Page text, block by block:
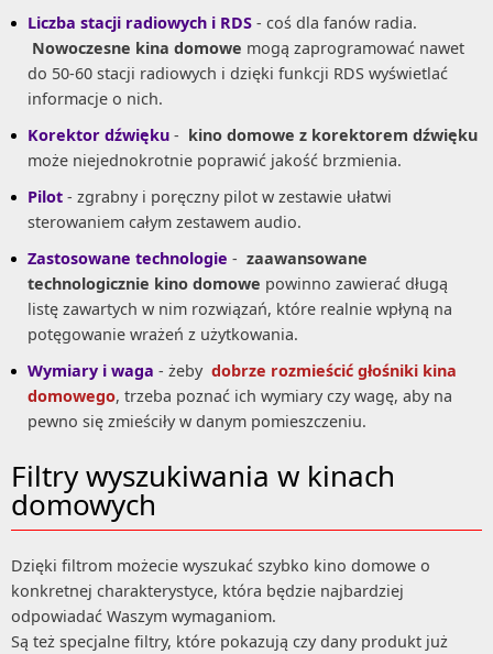
Liczba stacji radiowych i RDS - coś dla fanów radia.
Nowoczesne kina domowe mogą zaprogramować nawet
do 50-60 stacji radiowych i dzięki funkcji RDS wyświetlać
informacje o nich.
Korektor dźwięku - kino domowe z korektorem dźwięku
może niejednokrotnie poprawić jakość brzmienia.
Pilot - zgrabny i poręczny pilot w zestawie ułatwi
sterowaniem całym zestawem audio.
Zastosowane technologie - zaawansowane
technologicznie kino domowe powinno zawierać długą
listę zawartych w nim rozwiązań, które realnie wpłyną na
potęgowanie wrażeń z użytkowania.
Wymiary i waga - żeby dobrze rozmieścić głośniki kina
domowego, trzeba poznać ich wymiary czy wagę, aby na
pewno się zmieściły w danym pomieszczeniu.
Filtry wyszukiwania w kinach
domowych
Dzięki filtrom możecie wyszukać szybko kino domowe o
konkretnej charakterystyce, która będzie najbardziej
odpowiadać Waszym wymaganiom.
Są też specjalne filtry, które pokazują czy dany produkt już